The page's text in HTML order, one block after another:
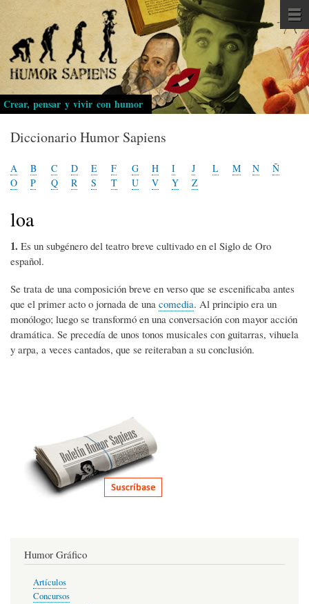
Pasar
al
contenido
principal
Crear, pensar y vivir con humor
Diccionario Humor Sapiens
A B C D E F G H I J L M N
Ñ
O
P Q R S T U V Y Z
loa
1. Es un subgénero del teatro breve cultivado en el Siglo de Oro
español.
Se trata de una composición breve en verso que se escenificaba antes
que el primer acto o jornada de una comedia. Al principio era un
monólogo; luego se transformó en una conversación con mayor acción
dramática. Se precedía de unos tonos musicales con guitarras, vihuela
y arpa, a veces cantados, que se reiteraban a su conclusión.
Humor Gráfico
Artículos
Concursos